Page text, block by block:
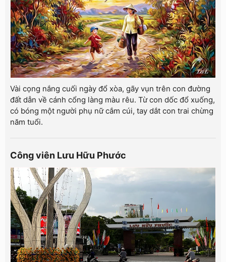
Vài cọng nắng cuối ngày đổ xòa, gãy vụn trên con đường
đất dẫn về cánh cổng làng màu rêu. Từ con dốc đổ xuống,
có bóng một người phụ nữ cắm cúi, tay dắt con trai chừng
năm tuổi.
Công viên Lưu Hữu Phước